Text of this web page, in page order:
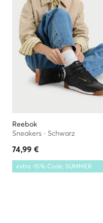
Reebok
Sneakers · Schwarz
74,99 €
extra -15% Code: SUMMER